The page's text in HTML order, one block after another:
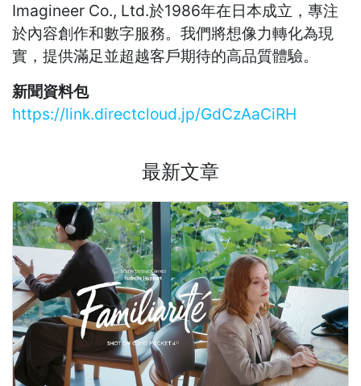
Imagineer Co., Ltd.於1986年在日本成立，專注
於內容創作和數字服務。我們將想像力轉化為現
實，提供滿足並超越客戶期待的高品質體驗。
新聞資料包
https://link.directcloud.jp/GdCzAaCiRH
最新文章